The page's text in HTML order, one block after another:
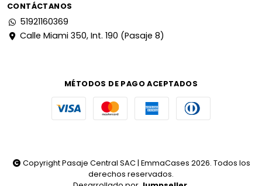
CONTÁCTANOS
51921160369
Calle Miami 350, Int. 190 (Pasaje 8)
MÉTODOS DE PAGO ACEPTADOS
Copyright Pasaje Central SAC | EmmaCases 2026. Todos los
derechos reservados.